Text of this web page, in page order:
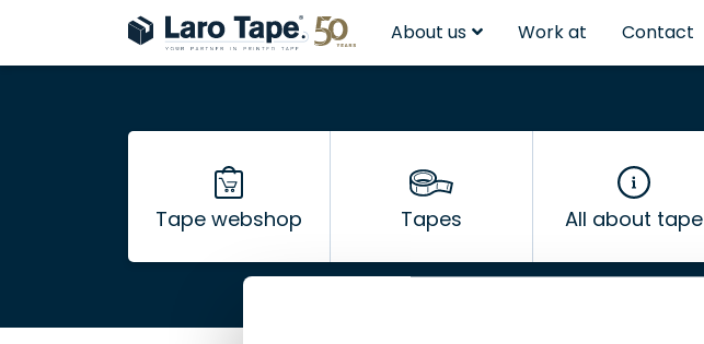
About us Work at Contact
Tape webshop Tapes All about tape